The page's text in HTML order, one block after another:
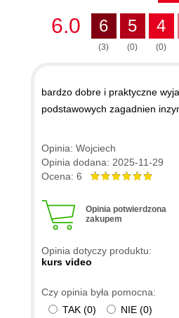
6.0 6
(3)
5
(0)
4
(0)
bardzo dobre i praktyczne
podstawowych zagadnien
Opinia: Wojciech
Opinia dodana: 2025-11-29
Ocena: 6
Opinia potwierdzona
zakupem
Opinia dotyczy produktu:
kurs video
Czy opinia była pomocna:
TAK (0) NIE (0)